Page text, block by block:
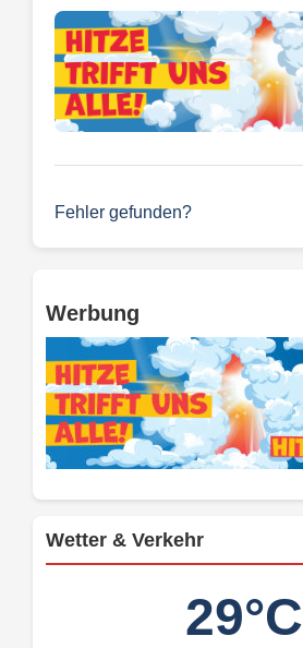
Fehler gefunden?
Werbung
Wetter & Verkehr
29°C